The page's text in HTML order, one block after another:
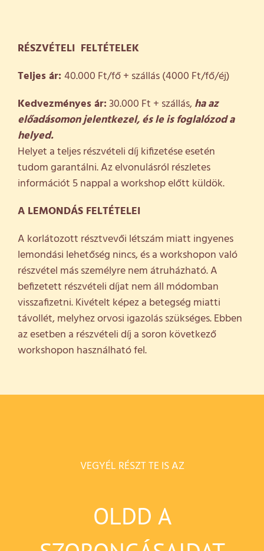
RÉSZVÉTELI FELTÉTELEK
Teljes ár: 40.000 Ft/fő + szállás (4000 Ft/fő/éj)
Kedvezményes ár:30.000 Ft + szállás,ha az
előadásomon jelentkezel, és le is foglalózod a
helyed.
Helyet a teljes részvételi díj kifizetése esetén
tudom garantálni. Az elvonulásról részletes
információt 5 nappal a workshop előtt küldök.
A LEMONDÁS FELTÉTELEI
A korlátozott résztvevői létszám miatt ingyenes
lemondási lehetőség nincs, és a workshopon való
részvétel más személyre nem átruházható. A
befizetett részvételi díjat nem áll módomban
visszafizetni. Kivételt képez a betegség miatti
távollét, melyhez orvosi igazolás szükséges. Ebben
az esetben a részvételi díj a soron következő
workshopon használható fel.
VEGYÉL RÉSZT TE IS AZ
OLDD A